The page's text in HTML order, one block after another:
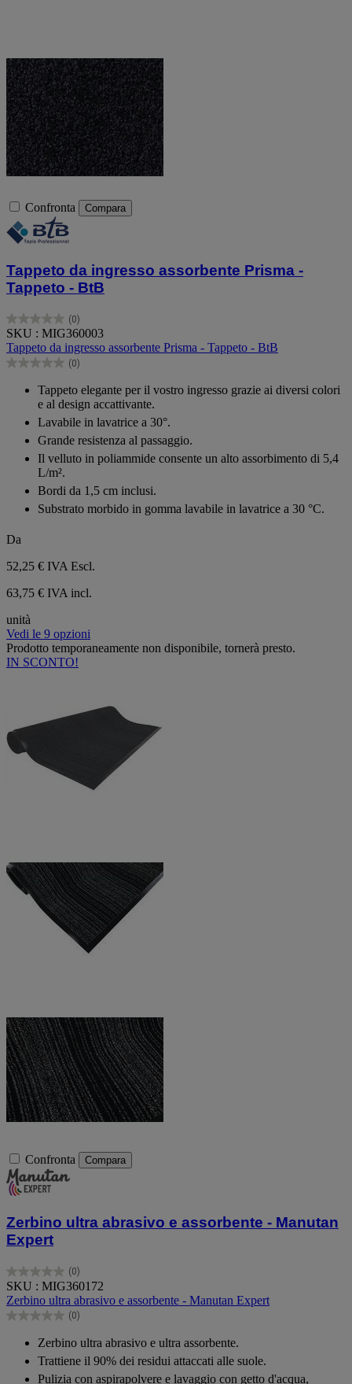
Confronta Compara
Tappeto da ingresso assorbente Prisma -
Tappeto - BtB
(0)
0.0
su
5
stelle.
SKU : MIG360003
Tappeto da ingresso assorbente Prisma - Tappeto - BtB
(0)
0.0
Tappeto elegante per il vostro ingresso grazie ai diversi colori
e al design accattivante.
Lavabile in lavatrice a 30°.
Grande resistenza al passaggio.
Il velluto in poliammide consente un alto assorbimento di 5,4
L/m².
Bordi da 1,5 cm inclusi.
Substrato morbido in gomma lavabile in lavatrice a 30 °C.
Da
52,25 € IVA Escl.
63,75 € IVA incl.
unità
Vedi le 9 opzioni
Prodotto temporaneamente non disponibile, tornerà presto.
IN SCONTO!
Confronta Compara
Zerbino ultra abrasivo e assorbente - Manutan
Expert
(0)
0.0
su
5
stelle.
SKU : MIG360172
Zerbino ultra abrasivo e assorbente - Manutan Expert
(0)
0.0
stelle.
Zerbino ultra abrasivo e ultra assorbente.
Trattiene il 90% dei residui attaccati alle suole.
Pulizia con aspirapolvere e lavaggio con getto d'acqua,